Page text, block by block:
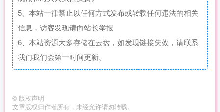
5、本站一律禁止以任何方式发布或转载任何违法的相关
信息，访客发现请向站长举报
6、本站资源大多存储在云盘，如发现链接失效，请联系
我们我们会第一时间更新。
© 版权声明
文章版权归作者所有，未经允许请勿转载。